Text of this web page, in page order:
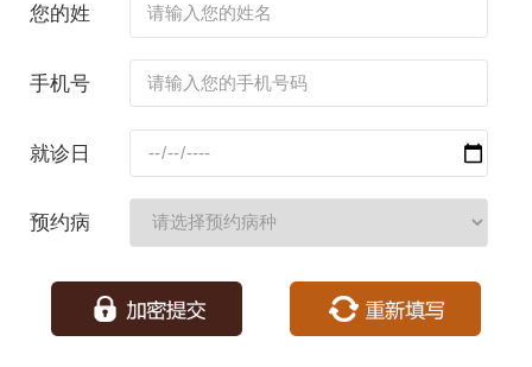
您的姓
手机号
就诊日
预约病